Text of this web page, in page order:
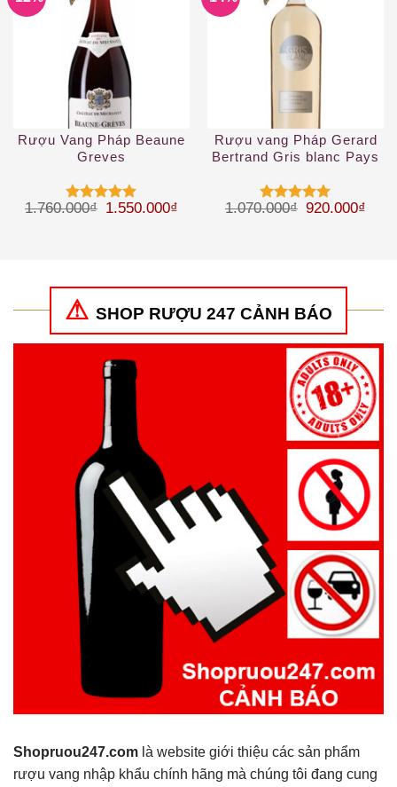
Rượu Vang Pháp Beaune
Greves
Được xếp
1.760.000₫ Giá gốc là: 1.760.000₫.
1.550.000₫ Giá hiện tại là: 1.550.000₫.
Rượu vang Pháp Gerard
Bertrand Gris blanc Pays
Được xếp
1.070.000₫ Giá gốc là:
920.000₫
SHOP RƯỢU 247 CẢNH BÁO
Shopruou247.com là website giới thiệu các sản phẩm
rượu vang nhập khẩu chính hãng mà chúng tôi đang cung